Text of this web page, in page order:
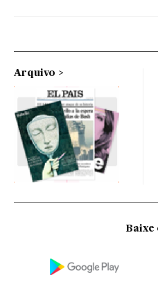
Arquivo
Baixe